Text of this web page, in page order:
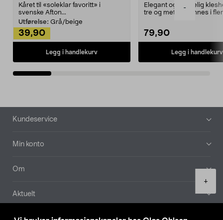
-
+
Kåret til «soleklar favoritt» i
svenske Afton...
Utførelse: Grå/beige
39,90
Legg i handlekurv
Elegant og skikkelig
tre og metall – finnes i
79,90
Legg i handlekurv
Bunntekst
Kundeservice
Min konto
Om
Aktuelt